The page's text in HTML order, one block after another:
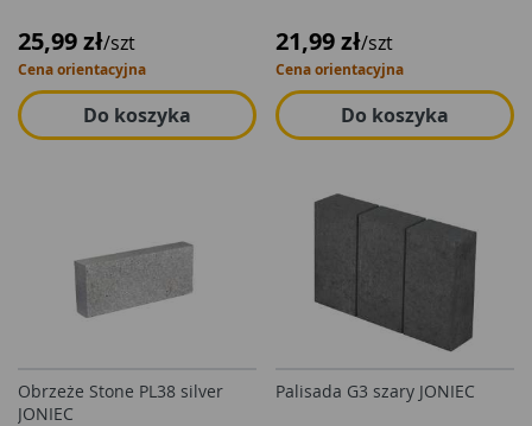
25,99 zł/szt
Cena orientacyjna
Do koszyka
21,99 zł/szt
Cena orientacyjna
Do koszyka
Obrzeże Stone PL38 silver
JONIEC
Palisada G3 szary JONIEC